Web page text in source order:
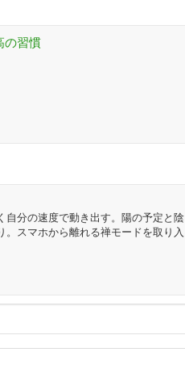
の習慣
自分の速度で動き出す。陽の予定と陰
スマホから離れる禅モードを取り入